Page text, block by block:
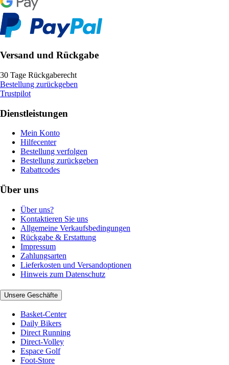
Versand und Rückgabe
30 Tage Rückgaberecht
Bestellung zurückgeben
Trustpilot
Dienstleistungen
Mein Konto
Hilfecenter
Bestellung verfolgen
Bestellung zurückgeben
Rabattcodes
Über uns
Über uns?
Kontaktieren Sie uns
Allgemeine Verkaufsbedingungen
Rückgabe & Erstattung
Impressum
Zahlungsarten
Lieferkosten und Versandoptionen
Hinweis zum Datenschutz
Unsere Geschäfte
Basket-Center
Daily Bikers
Direct Running
Direct-Volley
Espace Golf
Foot-Store